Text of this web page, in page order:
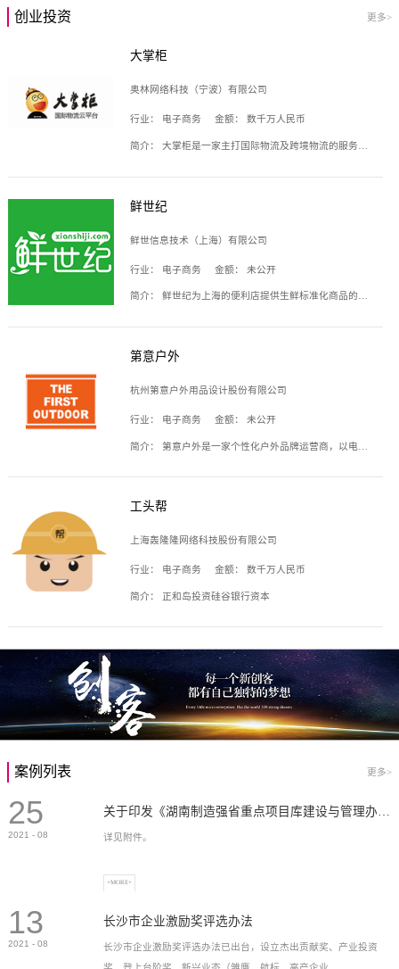
创业投资 更多>
大掌柜
奥林网络科技（宁波）有限公司
行业： 电子商务 金额： 数千万人民币
简介： 大掌柜是一家主打国际物流及跨境物流的服务云平台，致力于帮助全球国际物流企业在互联网上建立自己的平台，核心产品包括运价通、生意通、业务通、订舱通、招财通等，奥林网络科技（宁波）有限公司旗下产品。
鲜世纪
鲜世信息技术（上海）有限公司
行业： 电子商务 金额： 未公开
简介： 鲜世纪为上海的便利店提供生鲜标准化商品的供应链服务，帮商家解决生鲜采购、运营问题，帮助商家销售。平台提供的商品覆盖果蔬肉类、常温与低温奶制品、冷冻食品、零食饮料、粮油副食、居家洗护等多个品类，上架SKU3000余个。公司建立了近万平方米的仓储场地和物流配送体系，为合作商家提供快速配送服务。
第意户外
杭州第意户外用品设计股份有限公司
行业： 电子商务 金额： 未公开
简介： 第意户外是一家个性化户外品牌运营商，以电子商务为主要载体，主要从事户外产品的设计、生产、销售业务，产品包含冲锋衣、户外鞋、户外背包等。
工头帮
上海轰隆隆网络科技股份有限公司
行业： 电子商务 金额： 数千万人民币
简介： 正和岛投资硅谷银行资本
案例列表 更多>
25
2021 - 08 详见附件。
+MORE+
13
2021 - 08
长沙市企业激励奖评选办法
长沙市企业激励奖评选办法已出台，设立杰出贡献奖、产业投资
奖、登上台阶奖、新兴业态（雏鹰、航标、高产企业...